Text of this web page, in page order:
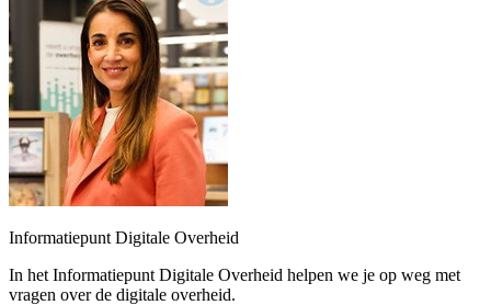
Informatiepunt Digitale Overheid
In het Informatiepunt Digitale Overheid helpen we je op weg met
vragen over de digitale overheid.